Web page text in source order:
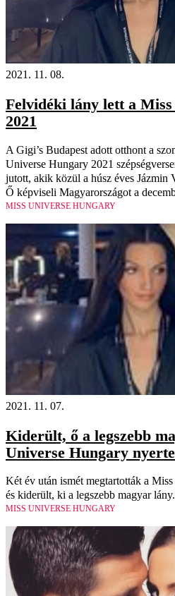
2021. 11. 08.
Felvidéki lány lett a
2021
A Gigi’s Budapest adott otthont a
Universe Hungary 2021
jutott, akik közül a húsz éves Jázmin
Ő képviseli Magyarországot a
MISS UNIVERSE HUNGARY
2021. 11. 07.
Kiderült, ő a legszebb
Universe Hungary
Két év után ismét megtartották a
és kiderült, ki a legszebb magyar lány.
MISS UNIVERSE HUNGARY